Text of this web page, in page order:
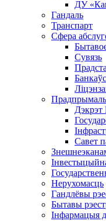
ДУ
Гандаль
Транспарт
Сфера
Сувязь
Дэкрэт
Савет
Нерухомасць
Гандлёвы
Бытавы
Інфармацыя